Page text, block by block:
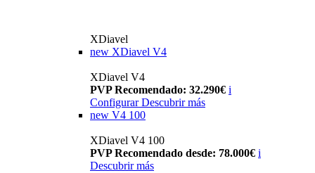
XDiavel
new XDiavel V4
XDiavel V4
PVP Recomendado: 32.290€ i
Configurar Descubrir más
new V4 100
XDiavel V4 100
PVP Recomendado desde: 78.000€ i
Descubrir más